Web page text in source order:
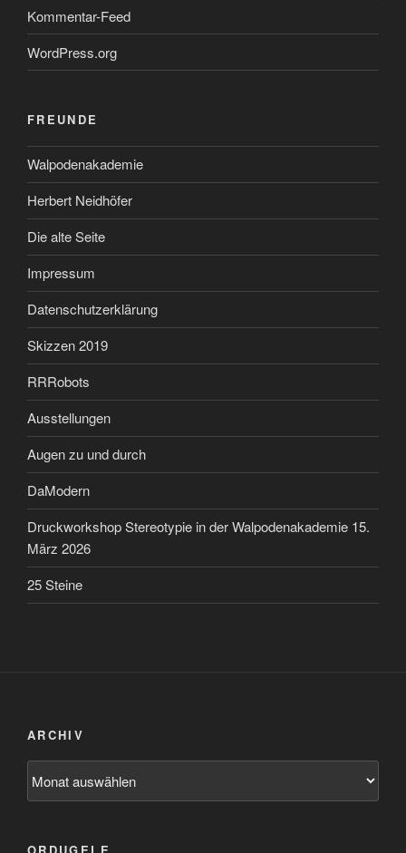
Kommentar-Feed
WordPress.org
FREUNDE
Walpodenakademie
Herbert Neidhöfer
Die alte Seite
Impressum
Datenschutzerklärung
Skizzen 2019
RRRobots
Ausstellungen
Augen zu und durch
DaModern
Druckworkshop Stereotypie in der Walpodenakademie 15.
März 2026
25 Steine
ARCHIV